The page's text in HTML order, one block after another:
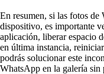
En resumen, si las fotos de
dispositivo, es importante
aplicación, liberar espacio
en última instancia,
podrás solucionar este
WhatsApp en la galería sin